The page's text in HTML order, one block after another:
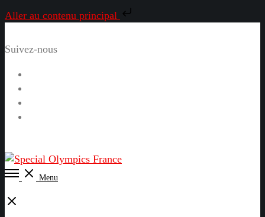
Aller au contenu principal
Suivez-nous
Open
Menu
Close